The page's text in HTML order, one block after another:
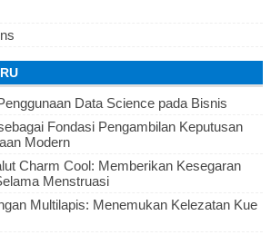
Data Science pada Bisnis
Fondasi Pengambilan Keputusan
Modern
Charm Cool: Memberikan Kesegaran
Menstruasi
Multilapis: Menemukan Kelezatan Kue